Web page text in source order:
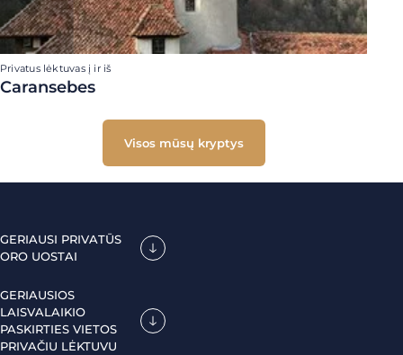
Privatus lėktuvas į ir iš
Caransebes
Visos mūsų kryptys
GERIAUSI PRIVATŪS
ORO UOSTAI
GERIAUSIOS
LAISVALAIKIO
PASKIRTIES VIETOS
PRIVAČIU LĖKTUVU